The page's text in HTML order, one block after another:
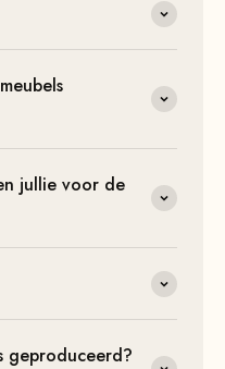
jullie voor de
geproduceerd?